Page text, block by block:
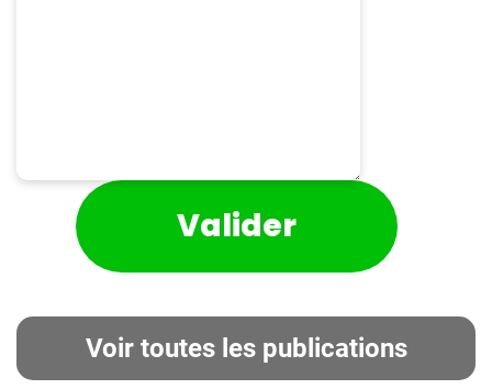
Voir toutes les publications